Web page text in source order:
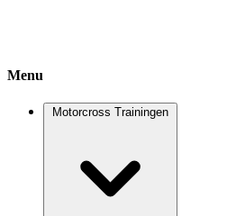
Menu
Motorcross Trainingen